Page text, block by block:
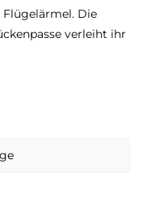
Die
verleiht ihr